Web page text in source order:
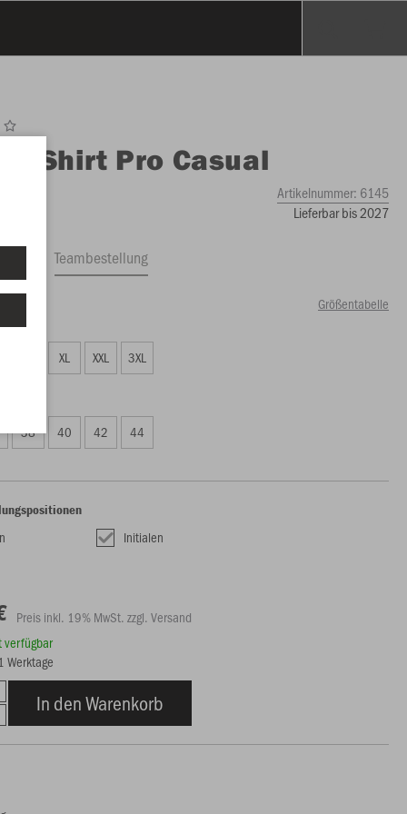
T-Shirt Pro Casual
Artikelnummer: 6145
Lieferbar bis 2027
Teambestellung
Größentabelle
€)
XL XXL 3XL
38 40 42 44
Initialen
Preis inkl. 19% MwSt. zzgl. Versand
verfügbar
Werktage
In den Warenkorb